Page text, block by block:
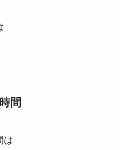
間
は